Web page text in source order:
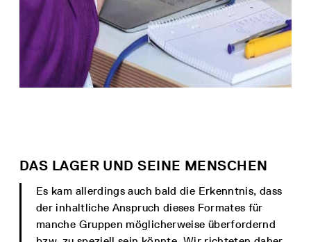
DAS LAGER UND SEINE MENSCHEN
Es kam allerdings auch bald die Erkenntnis, dass
der inhaltliche Anspruch dieses Formates für
manche Gruppen möglicherweise überfordernd